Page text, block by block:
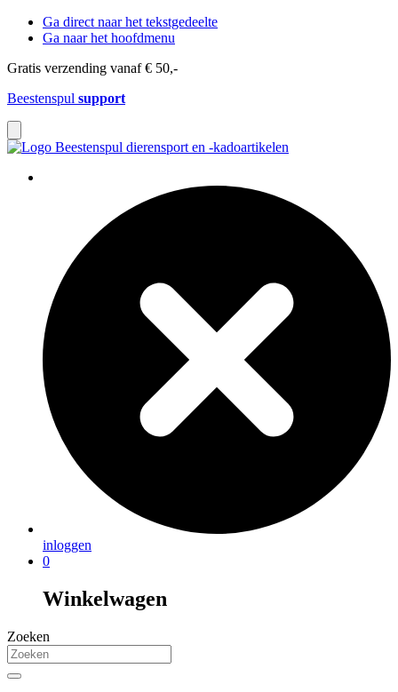
Ga direct naar het tekstgedeelte
Ga naar het hoofdmenu
Gratis verzending vanaf € 50,-
Beestenspul support
inloggen
0
Winkelwagen
Zoeken